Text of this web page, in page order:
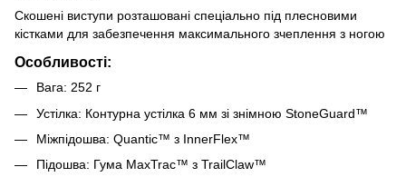
Скошені виступи розташовані спеціально під плесновими
кістками для забезпечення максимального зчеплення з ногою
Особливості:
Вага: 252 г
Устілка: Контурна устілка 6 мм зі знімною StoneGuard™
Міжпідошва: Quantic™ з InnerFlex™
Підошва: Гума MaxTrac™ з TrailClaw™